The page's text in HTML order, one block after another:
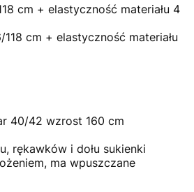
cm + elastyczność materiału 4
118 cm + elastyczność materiału
40/42 wzrost 160 cm
rękawków i dołu sukienki
ma wpuszczane